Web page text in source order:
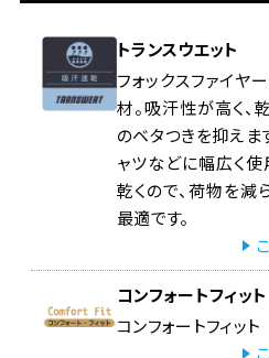
トランスウエット
フォックスファイヤ
材。吸汗性が高く、
のベタつきを抑えま
ャツなどに幅広く使
乾くので、荷物を減
最適です。
コンフォートフィット
コンフォートフィット